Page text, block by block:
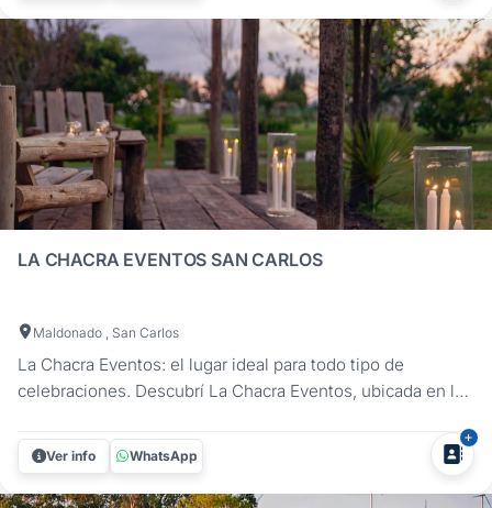
LA CHACRA EVENTOS SAN CARLOS
Maldonado , San Carlos
La Chacra Eventos: el lugar ideal para todo tipo de
celebraciones. Descubrí La Chacra Eventos, ubicada en la
cualquier tipo de evento, desde aniversarios y despedidas
hasta eventos corporativos y festejos de décadas. Si
buscás un entorno...
Ver info WhatsApp